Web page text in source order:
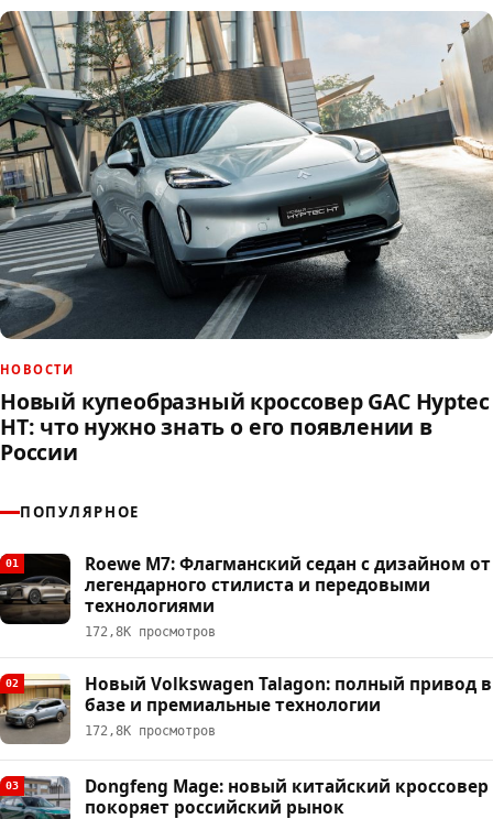
НОВОСТИ
Новый купеобразный кроссовер GAC Hyptec
HT: что нужно знать о его появлении в
России
ПОПУЛЯРНОЕ
01
Roewe M7: Флагманский седан с дизайном от
легендарного стилиста и передовыми
технологиями
172,8К просмотров
02
Новый Volkswagen Talagon: полный привод в
базе и премиальные технологии
172,8К просмотров
03
Dongfeng Mage: новый китайский кроссовер
покоряет российский рынок